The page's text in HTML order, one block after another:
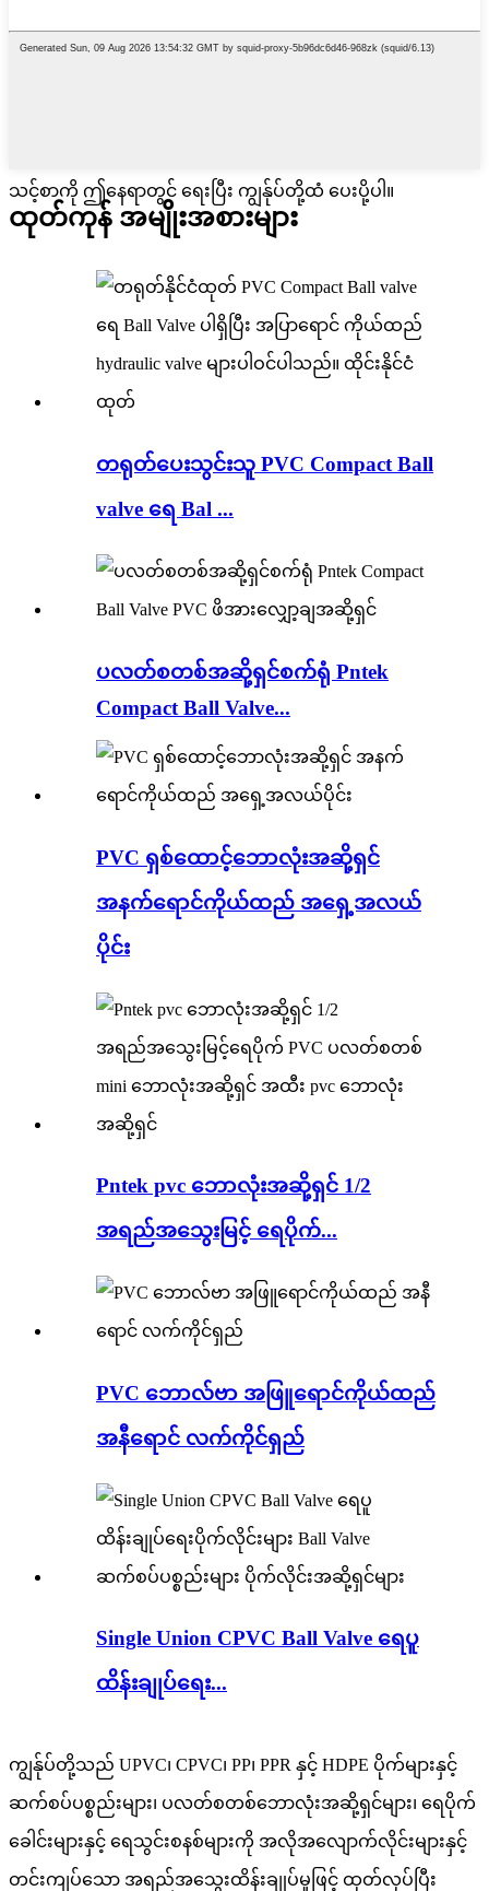
သင့်စာကို ဤနေရာတွင် ရေးပြီး ကျွန်ုပ်တို့ထံ ပေးပို့ပါ။
ထုတ်ကုန် အမျိုးအစားများ
တရုတ်ပေးသွင်းသူ PVC Compact Ball
valve ရေ Bal ...
ပလတ်စတစ်အဆို့ရှင်စက်ရုံ Pntek
Compact Ball Valve...
PVC ရှစ်ထောင့်ဘောလုံးအဆို့ရှင်
အနက်ရောင်ကိုယ်ထည် အရှေ့အလယ်
ပိုင်း
Pntek pvc ဘောလုံးအဆို့ရှင် 1/2
အရည်အသွေးမြင့် ရေပိုက်...
PVC ဘောလ်ဗာ အဖြူရောင်ကိုယ်ထည်
အနီရောင် လက်ကိုင်ရှည်
Single Union CPVC Ball Valve ရေပူ
ထိန်းချုပ်ရေး...
ကျွန်ုပ်တို့သည် UPVC၊ CPVC၊ PP၊ PPR နှင့် HDPE ပိုက်များနှင့်
ဆက်စပ်ပစ္စည်းများ၊ ပလတ်စတစ်ဘောလုံးအဆို့ရှင်များ၊ ရေပိုက်
ခေါင်းများနှင့် ရေသွင်းစနစ်များကို အလိုအလျောက်လိုင်းများနှင့်
တင်းကျပ်သော အရည်အသွေးထိန်းချုပ်မှုဖြင့် ထုတ်လုပ်ပြီး